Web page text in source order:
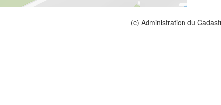
(c) Administration du